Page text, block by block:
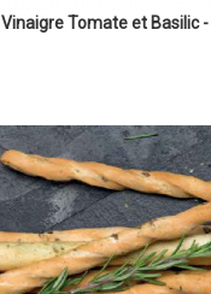
Vinaigre Tomate et Basilic -